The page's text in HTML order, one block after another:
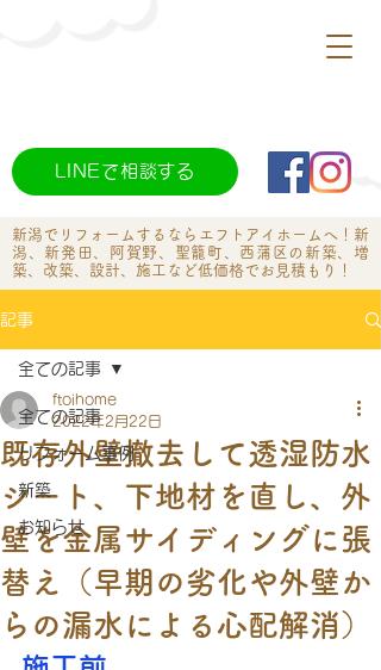
LINEで相談する
新潟でリフォームするならエフトアイホームへ​！新
潟、新発田、阿賀野、聖籠町、西蒲区の新築、増
築、改築、設計、施工など低価格でお見積もり！
記事
全ての記事
リフォーム事例
新築
お知らせ
全ての記事
既存外壁撤去して透湿防水
シート、下地材を直し、外
壁を金属サイディングに張
替え（早期の劣化や外壁か
らの漏水による心配解消）
ftoihome
2022年2月22日